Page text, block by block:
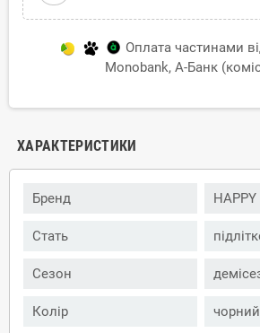
Оплата частинами
Monobank, А-Банк
ХАРАКТЕРИСТИКИ
Бренд HAPPY
Стать
Сезон
Колір чорний